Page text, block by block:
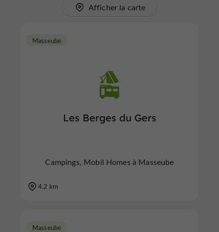
Afficher la carte
Les Berges du Gers
Masseube
Campings, Mobil Homes à Masseube
4.2 km
Masseube